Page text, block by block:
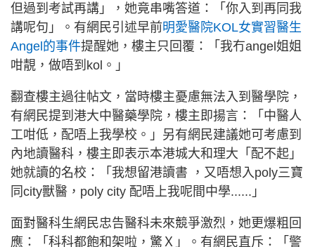
但過到考試再講」，她竟串嘴答道：「你入到再同我
講呢句」。有網民引述早前明愛醫院KOL女實習醫生
Angel的事件提醒她，樓主只回覆：「我冇angel姐姐
咁靚，做唔到kol。」
翻查樓主過往帖文，當時樓主憂慮無法入到醫學院，
有網民提到港大中醫藥學院，樓主即揚言：「中醫人
工咁低，配唔上我學校。」另有網民建議她可考慮到
內地讀醫科，樓主即表示本港城大和理大「配不起」
她就讀的名校：「我想留港讀書 ，又唔想入poly三寶
同city獸醫，poly city 配唔上我呢間中學......」
面對醫科生網民忠告醫科未來競爭激烈，她更爆粗回
應：「科科都飽和架啦，驚Ｘ」。有網民直斥：「警